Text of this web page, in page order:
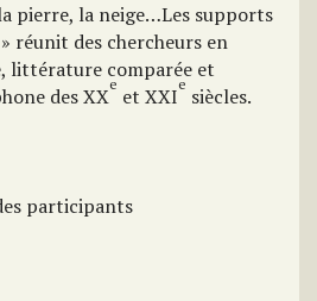
pierre, la neige…Les supports
réunit des chercheurs en
littérature comparée et
des XXe et XXIe siècles.
participants